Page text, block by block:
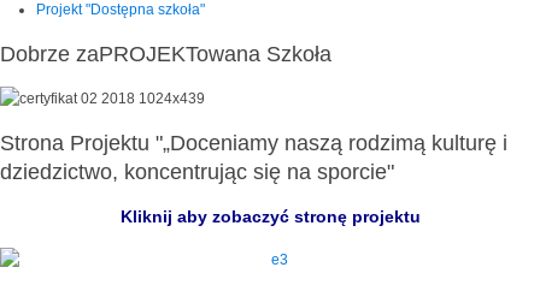
Projekt "Dostępna szkoła"
Dobrze zaPROJEKTowana Szkoła
Strona Projektu "„Doceniamy naszą rodzimą kulturę i
dziedzictwo, koncentrując się na sporcie"
Kliknij aby zobaczyć stronę projektu